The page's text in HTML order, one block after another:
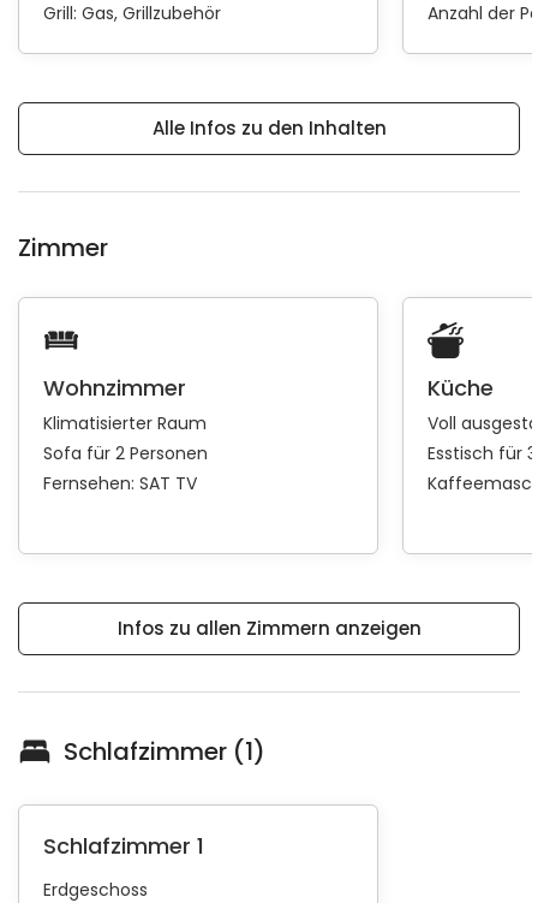
Grill: Gas Grillzubehör
Anzahl der
Alle Infos zu den Inhalten
Zimmer
Wohnzimmer
Klimatisierter Raum
Sofa für 2 Personen
Fernsehen: SAT TV
Küche
Voll
Esstisch für
Infos zu allen Zimmern anzeigen
Schlafzimmer (1)
Schlafzimmer 1
Erdgeschoss